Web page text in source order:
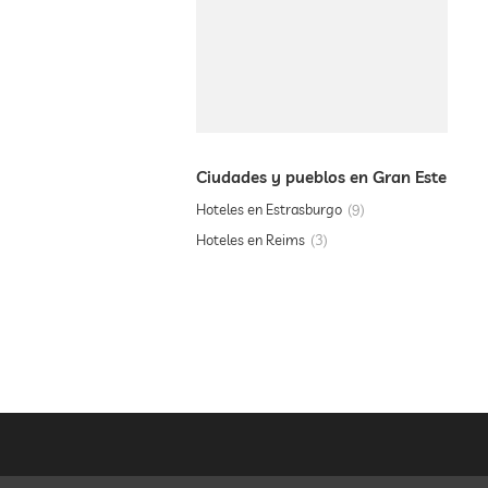
Ciudades y pueblos en Gran Este
Hoteles en Estrasburgo 9
Hoteles en Reims
3